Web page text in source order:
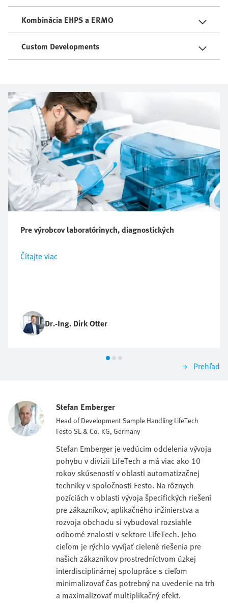
Kombinácia EHPS a ERMO
Custom Developments
Pre výrobcov laboratórinych, diagnostických
Čítajte viac
Dr.-Ing. Dirk Otter
Prehľad
Stefan Emberger
Head of Development Sample Handling LifeTech
Festo SE & Co. KG, Germany
Stefan Emberger je vedúcim oddelenia vývoja
pohybu v divízii LifeTech a má viac ako 10
rokov skúseností v oblasti automatizačnej
techniky v spoločnosti Festo. Na rôznych
pozíciách v oblasti vývoja špecifických riešení
pre zákazníkov, aplikačného inžinierstva a
rozvoja obchodu si vybudoval rozsiahle
odborné znalosti v sektore LifeTech. Jeho
cieľom je rýchlo vyvíjať cielené riešenia pre
našich zákazníkov prostredníctvom úzkej
interdisciplinárnej spolupráce s cieľom
minimalizovať čas potrebný na uvedenie na trh
a maximalizovať multiplikačný efekt.